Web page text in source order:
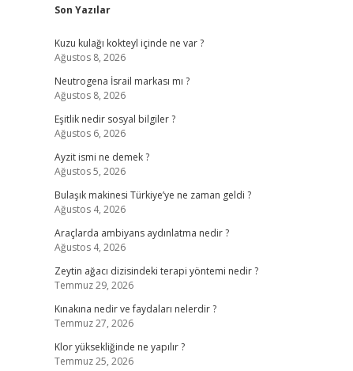
Sidebar
Son Yazılar
Kuzu kulağı kokteyl içinde ne var ?
Ağustos 8, 2026
Neutrogena İsrail markası mı ?
Ağustos 8, 2026
Eşitlik nedir sosyal bilgiler ?
Ağustos 6, 2026
Ayzit ismi ne demek ?
Ağustos 5, 2026
Bulaşık makinesi Türkiye’ye ne zaman geldi ?
Ağustos 4, 2026
Araçlarda ambiyans aydınlatma nedir ?
Ağustos 4, 2026
Zeytin ağacı dizisindeki terapi yöntemi nedir ?
Temmuz 29, 2026
Kınakına nedir ve faydaları nelerdir ?
Temmuz 27, 2026
Klor yüksekliğinde ne yapılır ?
Temmuz 25, 2026